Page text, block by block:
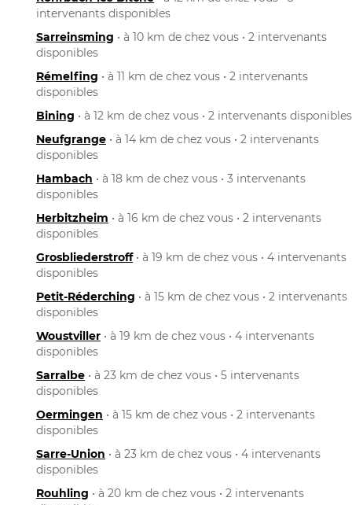
intervenants disponibles
Sarreinsming • à 10 km de chez vous • 2 intervenants
disponibles
Rémelfing • à 11 km de chez vous • 2 intervenants
disponibles
Bining • à 12 km de chez vous • 2 intervenants disponibles
Neufgrange • à 14 km de chez vous • 2 intervenants
disponibles
Hambach • à 18 km de chez vous • 3 intervenants
disponibles
Herbitzheim • à 16 km de chez vous • 2 intervenants
disponibles
Grosbliederstroff• à 19 km de chez vous • 4 intervenants
disponibles
Petit-Réderching • à 15 km de chez vous • 2 intervenants
disponibles
Woustviller • à 19 km de chez vous • 4 intervenants
disponibles
Sarralbe • à 23 km de chez vous • 5 intervenants
disponibles
Oermingen • à 15 km de chez vous • 2 intervenants
disponibles
Sarre-Union • à 23 km de chez vous • 4 intervenants
disponibles
Rouhling • à 20 km de chez vous • 2 intervenants